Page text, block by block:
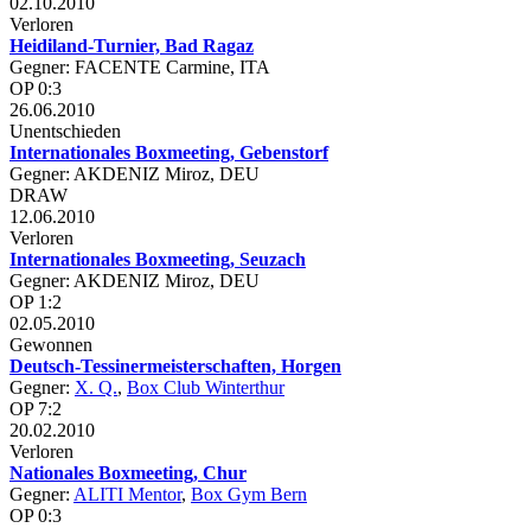
Verloren
Heidiland-Turnier, Bad Ragaz
Gegner: FACENTE Carmine, ITA
OP 0:3
26.06.2010
Unentschieden
Internationales Boxmeeting, Gebenstorf
Gegner: AKDENIZ Miroz, DEU
DRAW
12.06.2010
Verloren
Internationales Boxmeeting, Seuzach
Gegner: AKDENIZ Miroz, DEU
OP 1:2
02.05.2010
Gewonnen
Deutsch-Tessinermeisterschaften, Horgen
Gegner: X. Q., Box Club Winterthur
OP 7:2
20.02.2010
Verloren
Nationales Boxmeeting, Chur
Gegner: ALITI Mentor, Box Gym Bern
OP 0:3